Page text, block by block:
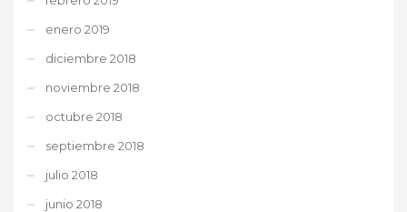
enero 2019
diciembre 2018
noviembre 2018
octubre 2018
septiembre 2018
julio 2018
junio 2018